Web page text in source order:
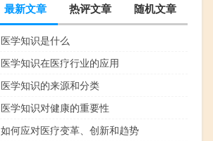
最新文章 热评文章 随机文章
医学知识是什么
医学知识在医疗行业的应用
医学知识的来源和分类
医学知识对健康的重要性
如何应对医疗变革、创新和趋势